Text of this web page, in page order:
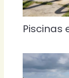
Piscinas